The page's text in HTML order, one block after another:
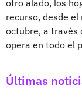
otro alado, los
recurso, desde
octubre, a través
opera en todo el
Últimas